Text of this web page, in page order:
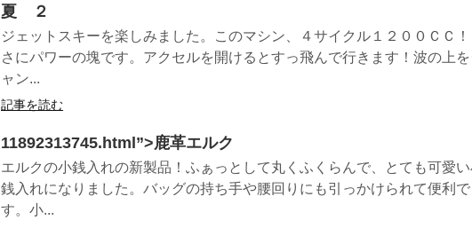
夏 ２
ジェットスキーを楽しみました。このマシン、４サイクル１２００ＣＣ！
さにパワーの塊です。アクセルを開けるとすっ飛んで行きます！波の上を
ャン...
記事を読む
11892313745.html”>鹿革エルク
エルクの小銭入れの新製品！ふぁっとして丸くふくらんで、とても可愛
銭入れになりました。バッグの持ち手や腰回りにも引っかけられて便利で
す。小...